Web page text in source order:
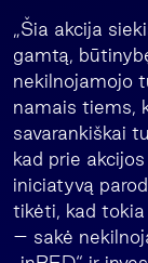
„Šia akcija
gamtą,
nekilnojamojo
namais tiems,
savarankiškai
kad prie
iniciatyvą
tikėti, kad
– sakė